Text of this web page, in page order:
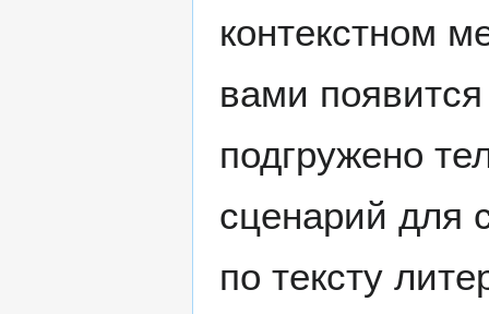
контекстном
вами
подгружено
сценарий для
по тексту